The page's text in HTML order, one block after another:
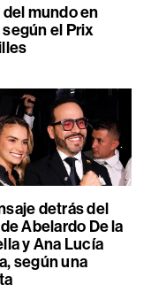
mundo en
el Prix
detrás del
Abelardo De la
y Ana Lucía
según una